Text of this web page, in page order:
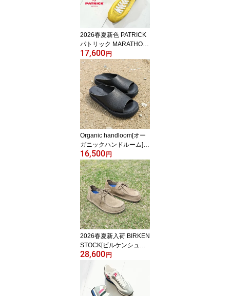
サンダル レディース
2026春夏新色 PATRICK
パトリック MARATHON
マラソン MIMOSA ミモ
ザ 942605 スニーカー レ
ザー 本革 靴 レディース
メンズ ヒモ通しお届け
17,600円
Organic handloom[オー
ガニックハンドルーム]/R
ICHT[リヒト]/ブラックシ
ュリンク/OH016493 ス
ライドサンダル カジュア
ル フラット シンプル 黒
レザー 本革 靴 レディー
ス
16,500円
2026春夏新入荷 BIRKEN
STOCK[ビルケンシュト
ック]/UTTI LACE[ウッテ
ィ レース]/GRAY TAUPE
[グレートープ]/1027321
DARK TEA[ダークティ
ー]/1030875 ナロー幅 幅
28,600円